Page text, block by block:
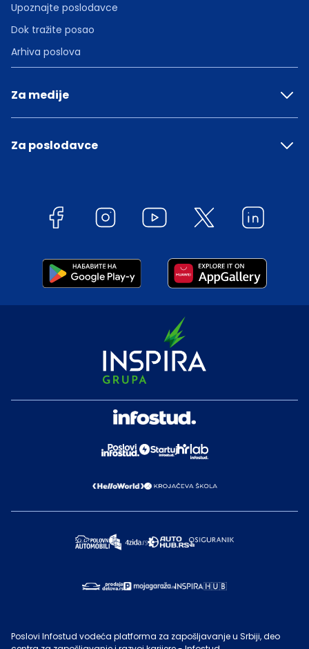
Upoznajte poslodavce
Dok tražite posao
Arhiva poslova
Za medije
Za poslodavce
Poslovi Infostud vodeća platforma za zapošljavanje u Srbiji, deo